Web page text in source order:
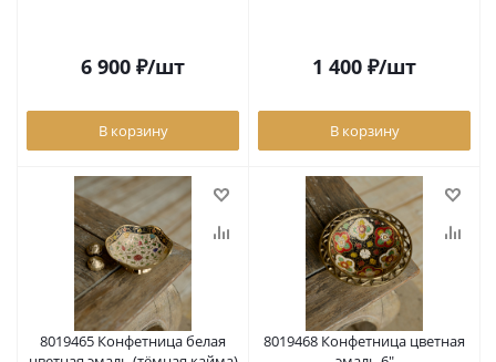
6 900 ₽/шт
В корзину
1 400 ₽/шт
В корзину
8019465 Конфетница белая
8019468 Конфетница цветная